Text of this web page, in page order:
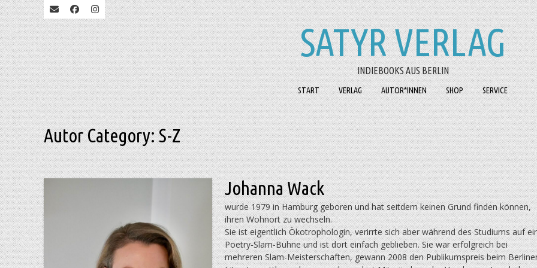
SATYR VERLAG
INDIEBOOKS AUS BERLIN
START VERLAG AUTOR*INNEN SHOP SERVICE
Autor Category:S-Z
Johanna Wack
wurde 1979 in Hamburg geboren und hat seitdem keinen Grund finden können,
ihren Wohnort zu wechseln.
Sie ist eigentlich Ökotrophologin, ver­irrte sich aber während des Studi­ums auf
Poetry-Slam-Bühne und ist dort einfach geblieben. Sie war erfolgreich bei
mehreren Slam-Meis­ter­schaf­ten, gewann 2008 den Publikumspreis beim